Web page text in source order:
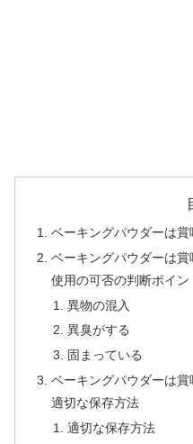
ベーキングパウダーは
ベーキングパウダーは
使用の可否の判断ポイン
異物の混入
異臭がする
固まっている
ベーキングパウダーは
適切な保存方法
適切な保存方法